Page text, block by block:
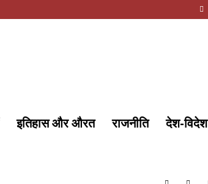
इतिहास और औरत राजनीति
देश-विदेश